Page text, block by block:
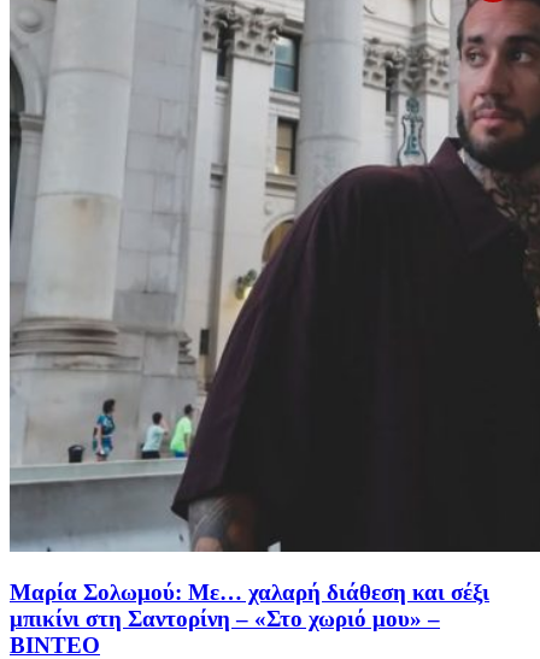
Μαρία Σολωμού: Με… χαλαρή διάθεση και σέξι
μπικίνι στη Σαντορίνη – «Στο χωριό μου» –
ΒΙΝΤΕΟ